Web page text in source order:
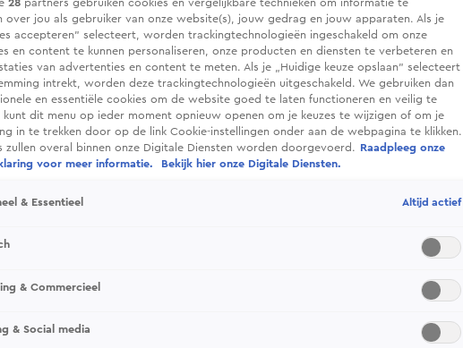
Deze video is niet beschikbaar op je huidige locatie
28 partners gebruiken cookies en vergelijkbare technieken om informatie te
over jou als gebruiker van onze website(s), jouw gedrag en jouw apparaten. Als je
accepteren” selecteert, worden trackingtechnologieën ingeschakeld om onze
en content te kunnen personaliseren, onze producten en diensten te verbeteren en
van advertenties en content te meten. Als je „Huidige keuze opslaan” selecteert
intrekt, worden deze trackingtechnologieën uitgeschakeld. We gebruiken dan
en essentiële cookies om de website goed te laten functioneren en veilig te
kunt dit menu op ieder moment opnieuw openen om je keuzes te wijzigen of om je
in te trekken door op de link Cookie-instellingen onder aan de webpagina te klikken.
zullen overal binnen onze Digitale Diensten worden doorgevoerd.
Raadpleeg onze
voor meer informatie.
Bekijk hier onze Digitale Diensten.
& Essentieel Altijd actief
& Commercieel
& Social media